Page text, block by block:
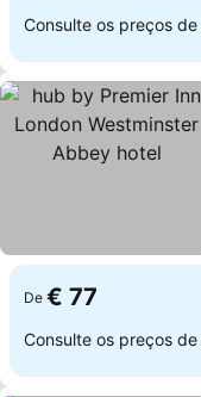
Consulte os preços de
De € 77
Consulte os preços de